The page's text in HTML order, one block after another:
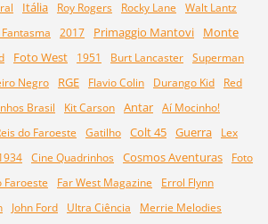
Itália Roy Rogers Rocky Lane
Walt Lantz
2017 Primaggio Mantovi
Monte
Foto West 1951 Burt Lancaster Superman
Negro RGE Flavio Colin Durango Kid
Red
Brasil Kit Carson Antar Aí Mocinho!
do Faroeste Gatilho Colt 45 Guerra
Lex
Cine Quadrinhos Cosmos Aventuras
Foto
Faroeste Far West Magazine
Errol Flynn
John Ford Ultra Ciência
Merrie Melodies